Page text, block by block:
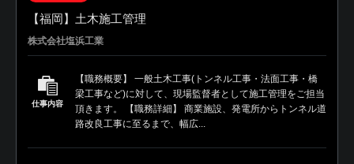
【福岡】土木施工管理
株式会社塩浜工業
仕事内容
【職務概要】 一般土木工事(トンネル工事・法面工事・橋
梁工事など)に対して、現場監督者として施工管理をご担当
頂きます。 【職務詳細】 商業施設、発電所からトンネル道
路改良工事に至るまで、幅広...